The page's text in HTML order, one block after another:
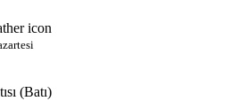
(Batı)